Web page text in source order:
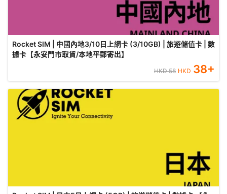
Rocket SIM | 中國內地3/10日上網卡 (3/10GB) | 旅遊儲值卡 | 數
據卡【永安門市取貨/本地平郵寄出】
HKD58 HKD 38+